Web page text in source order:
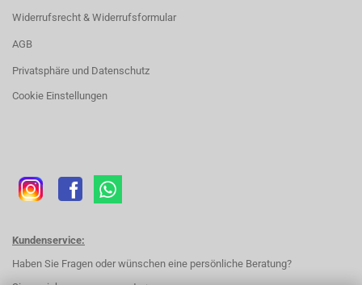
Widerrufsrecht & Widerrufsformular
AGB
Privatsphäre und Datenschutz
Cookie Einstellungen
Kundenservice:
Haben Sie Fragen oder wünschen eine persönliche Beratung?